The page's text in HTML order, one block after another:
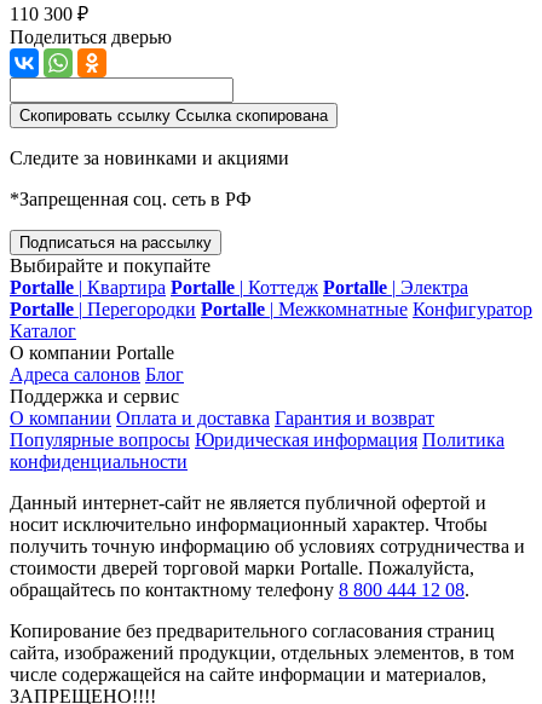
110 300 ₽
Поделиться дверью
Скопировать ссылку Ссылка скопирована
Следите за новинками и акциями
*Запрещенная соц. сеть в РФ
Подписаться на рассылку
Выбирайте и покупайте
Portalle | Квартира Portalle | Коттедж Portalle | Электра
Portalle | Перегородки Portalle | Межкомнатные Конфигуратор
Каталог
О компании Portalle
Адреса салонов Блог
Поддержка и сервис
О компании Оплата и доставка Гарантия и возврат
Популярные вопросы Юридическая информация Политика
конфиденциальности
Данный интернет-сайт не является публичной офертой и
носит исключительно информационный характер. Чтобы
получить точную информацию об условиях сотрудничества и
стоимости дверей торговой марки Portalle. Пожалуйста,
обращайтесь по контактному телефону 8 800 444 12 08.
Копирование без предварительного согласования страниц
сайта, изображений продукции, отдельных элементов, в том
числе содержащейся на сайте информации и материалов,
ЗАПРЕЩЕНО!!!!